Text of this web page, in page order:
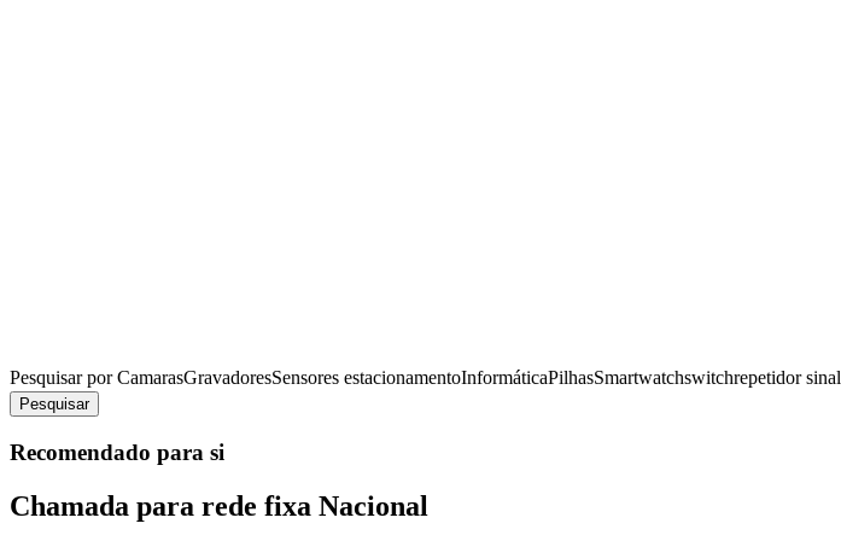
Pesquisar porCamarasGravadoresSensores estacionamentoInformáticaPilhasSmartwatchswitchrepetidor sinal
Pesquisar
Recomendado para si
Chamada para rede fixa Nacional